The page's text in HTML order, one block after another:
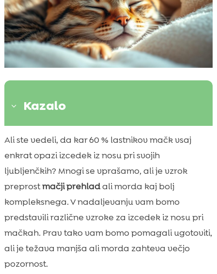
3 Kazalo
 Uvod v problematiko izcedka iz nosu pri
muckih
 Prehlad pri muckih – pogosti simptomi in
Alergije kot vzrok za izcedek iz nosu
Infekcijske bolezni in izcedek iz nosu pri
muckih
 Paraziti in izcedek iz nosu
 Kronične bolezni dihal in izcedek iz nosu
 Kako zdraviti izcedek iz nosu pri mucku
Ali ste vedeli, da kar 60 % lastnikov mačk vsaj
enkrat opazi izcedek iz nosu pri svojih
ljubljenčkih? Mnogi se vprašamo, ali je vzrok
preprostmačji prehladali morda kaj bolj
kompleksnega. V nadaljevanju vam bomo
predstavili različne vzroke za izcedek iz nosu pri
mačkah. Prav tako vam bomo pomagali ugotoviti,
ali je težava manjša ali morda zahteva večjo
pozornost.